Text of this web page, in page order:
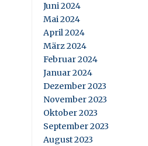
Juni 2024
Mai 2024
April 2024
März 2024
Februar 2024
Januar 2024
Dezember 2023
November 2023
Oktober 2023
September 2023
August 2023